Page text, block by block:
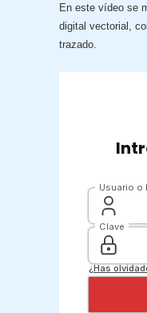
En este vídeo se
digital vectorial,
trazado.